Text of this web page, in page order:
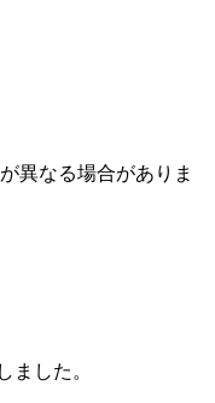
異なる場合がありま
ました。